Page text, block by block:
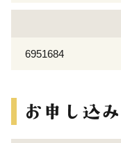
6951684